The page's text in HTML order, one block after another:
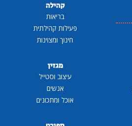
קהילה
בריאות
פעילות קהילתית
חינוך ומצוינות
מגזין
עיצוב וסטייל
אנשים
אוכל ומתכונים